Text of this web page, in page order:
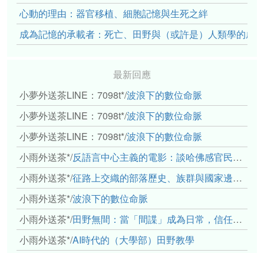
心動的理由：器官移植、細胞記憶與生死之絆
成為記憶的承載者：死亡、田野與（或許是）人類學的成
最新回應
小夢外送茶LINE：7098t*/波浪下的數位命脈
小夢外送茶LINE：7098t*/波浪下的數位命脈
小夢外送茶LINE：7098t*/波浪下的數位命脈
小雨外送茶*/反語言中心主義的電影：談哈佛感官民族誌實驗室
小雨外送茶*/征路上交織的部落歷史、族群與國家邊界敘事： 《路有多長》、《高砂的翅膀》、《檔案／李光輝》
小雨外送茶*/波浪下的數位命脈
小雨外送茶*/田野無間：當「間諜」成為日常，信任角力下的情感伏流
小雨外送茶*/AI時代的（大學部）田野教學